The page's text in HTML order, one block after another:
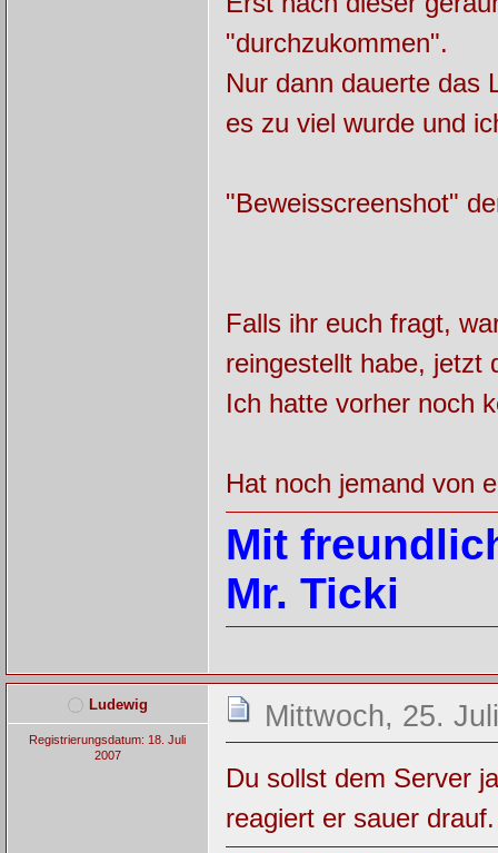
"durchzukommen".
Nur dann dauerte das
es zu viel wurde und
"Beweisscreenshot"
Falls ihr euch fragt,
reingestellt habe, jetzt
Ich hatte vorher noch
Hat noch jemand von
Mit
Mr. Ticki
Ludewig
Registrierungsdatum: 18. Juli
2007
Mittwoch, 25.
Du sollst dem Server
reagiert er sauer